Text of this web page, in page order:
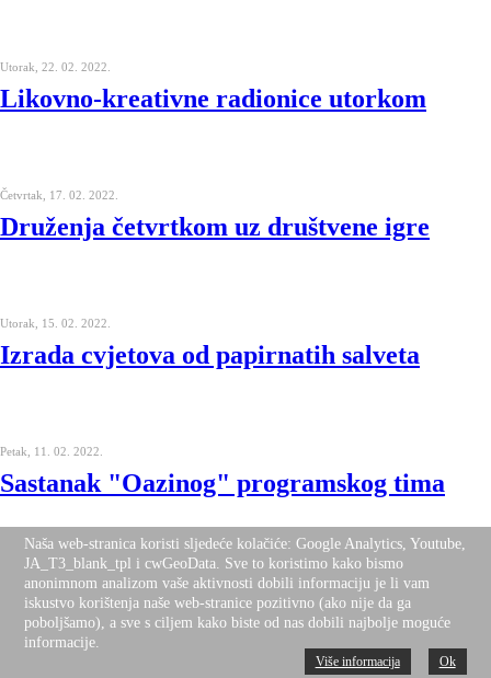
Utorak, 22. 02. 2022.
Likovno-kreativne radionice utorkom
Četvrtak, 17. 02. 2022.
Druženja četvrtkom uz društvene igre
Utorak, 15. 02. 2022.
Izrada cvjetova od papirnatih salveta
Petak, 11. 02. 2022.
Sastanak "Oazinog" programskog tima
Četvrtak, 10. 02. 2022.
Odmjeravanje snaga u društvenoj igri
"Rummikub"
Naša web-stranica koristi sljedeće kolačiće: Google Analytics, Youtube,
JA_T3_blank_tpl i cwGeoData. Sve to koristimo kako bismo
anonimnom analizom vaše aktivnosti dobili informaciju je li vam
iskustvo korištenja naše web-stranice pozitivno (ako nije da ga
poboljšamo), a sve s ciljem kako biste od nas dobili najbolje moguće
informacije.
Više informacija Ok